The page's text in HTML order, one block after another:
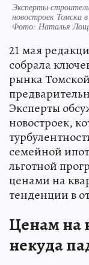
Эксперты
новостроек Томска
Фото: Наталья
21 мая
собрала
рынка
Эксперты
новостроек,
семейной
льготной
ценами на
тенденции в
Ценам на
некуда